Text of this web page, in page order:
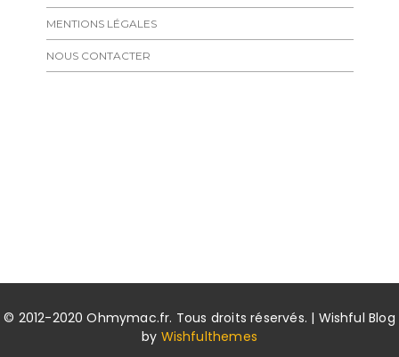
MENTIONS LÉGALES
NOUS CONTACTER
© 2012-2020 Ohmymac.fr. Tous droits réservés. | Wishful Blog
by Wishfulthemes